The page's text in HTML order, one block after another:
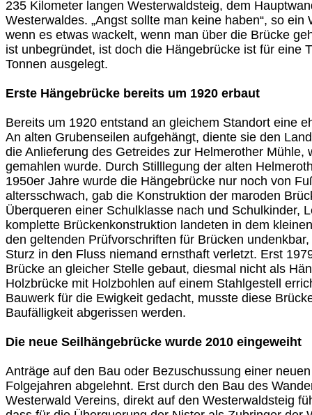
235 Kilometer langen Westerwaldsteig, dem
Westerwaldes. „Angst sollte man keine haben“, so ein
wenn es etwas wackelt, wenn man über die Brücke
ist unbegründet, ist doch die Hängebrücke ist für eine
Tonnen ausgelegt.
Erste Hängebrücke bereits um 1920 erbaut
Bereits um 1920 entstand an gleichem Standort eine
An alten Grubenseilen aufgehängt, diente sie den
die Anlieferung des Getreides zur Helmerother Mühle,
gemahlen wurde. Durch Stilllegung der alten
1950er Jahre wurde die Hängebrücke nur noch von
altersschwach, gab die Konstruktion der maroden
Überqueren einer Schulklasse nach und Schulkinder,
komplette Brückenkonstruktion landeten in dem
den geltenden Prüfvorschriften für Brücken
Sturz in den Fluss niemand ernsthaft verletzt. Erst
Brücke an gleicher Stelle gebaut, diesmal nicht als
Holzbrücke mit Holzbohlen auf einem Stahlgestell
Bauwerk für die Ewigkeit gedacht, musste diese
Baufälligkeit abgerissen werden.
Die neue Seilhängebrücke wurde 2010 eingeweiht
Anträge auf den Bau oder Bezuschussung einer
Folgejahren abgelehnt. Erst durch den Bau des
Westerwald Vereins, direkt auf den Westerwaldsteig